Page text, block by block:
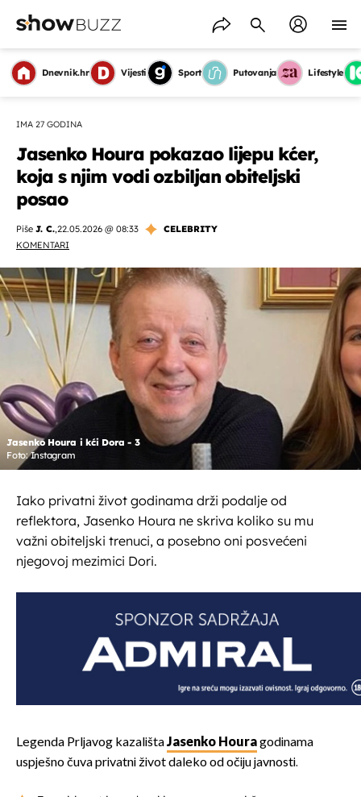
Dnevnik.hr Vijesti Sport Putovanja Lifestyle
IMA 27 GODINA
Jasenko Houra pokazao lijepu kćer,
koja s njim vodi ozbiljan obiteljski
posao
Piše J. C.,22.05.2026 @ 08:33
CELEBRITY
KOMENTARI
Jasenko Houra i kći Dora - 3
Foto: Instagram
Iako privatni život godinama drži podalje od
reflektora, Jasenko Houra ne skriva koliko su mu
važni obiteljski trenuci, a posebno oni posvećeni
njegovoj mezimici Dori.
Legenda Prljavog kazalištaJasenko Houragodinama
uspješno čuva privatni život daleko od očiju javnosti.
OMOGUĆI OBAVIJESTI